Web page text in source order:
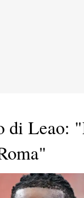
Leao: